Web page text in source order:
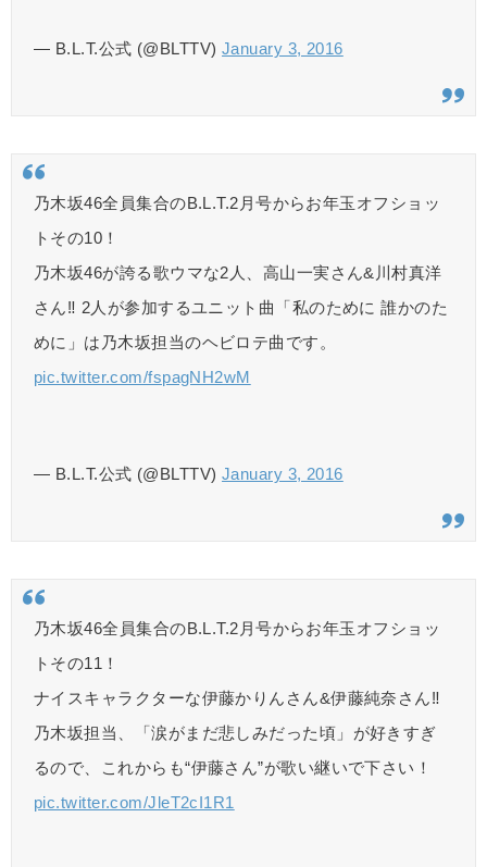
— B.L.T.公式 (@BLTTV)January 3, 2016
乃木坂46全員集合のB.L.T.2月号からお年玉オフショッ
トその10！
乃木坂46が誇る歌ウマな2人、高山一実さん&川村真洋
さん‼︎ 2人が参加するユニット曲「私のために 誰かのた
めに」は乃木坂担当のヘビロテ曲です。
pic.twitter.com/fspagNH2wM
— B.L.T.公式 (@BLTTV)January 3, 2016
乃木坂46全員集合のB.L.T.2月号からお年玉オフショッ
トその11！
ナイスキャラクターな伊藤かりんさん&伊藤純奈さん‼︎
乃木坂担当、「涙がまだ悲しみだった頃」が好きすぎ
るので、これからも“伊藤さん”が歌い継いで下さい！
pic.twitter.com/JleT2cI1R1